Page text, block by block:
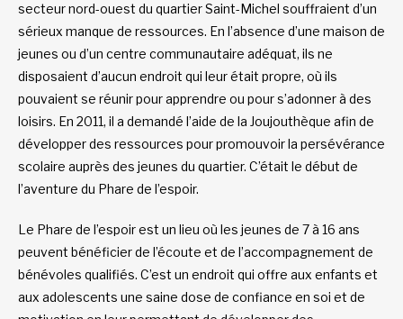
secteur nord-ouest du quartier Saint-Michel souffraient d’un
sérieux manque de ressources. En l’absence d’une maison de
jeunes ou d’un centre communautaire adéquat, ils ne
disposaient d’aucun endroit qui leur était propre, où ils
pouvaient se réunir pour apprendre ou pour s’adonner à des
loisirs. En 2011, il a demandé l’aide de la Joujouthèque afin de
développer des ressources pour promouvoir la persévérance
scolaire auprès des jeunes du quartier. C’était le début de
l’aventure du Phare de l’espoir.
Le Phare de l’espoir est un lieu où les jeunes de 7 à 16 ans
peuvent bénéficier de l’écoute et de l’accompagnement de
bénévoles qualifiés. C’est un endroit qui offre aux enfants et
aux adolescents une saine dose de confiance en soi et de